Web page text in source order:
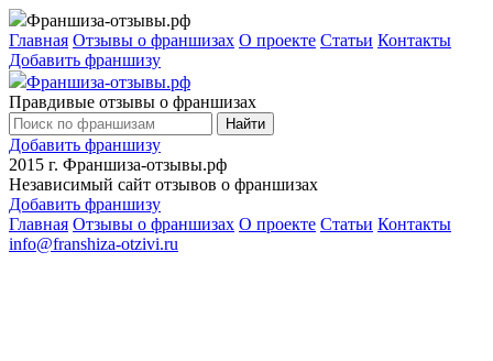
Франшиза-отзывы.рф
Главная Отзывы о франшизах О проекте Статьи Контакты
Добавить франшизу
Франшиза-отзывы.рф
Правдивые отзывы о франшизах
Найти
Добавить франшизу
2015 г. Франшиза-отзывы.рф
Независимый сайт отзывов о франшизах
Добавить франшизу
Главная Отзывы о франшизах О проекте Статьи Контакты
info@franshiza-otzivi.ru